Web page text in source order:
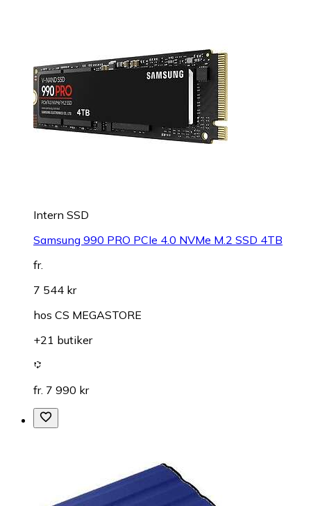
Intern SSD
Samsung 990 PRO PCIe 4.0 NVMe M.2 SSD 4TB
fr.
7 544 kr
hos CS MEGASTORE
+21 butiker
fr. 7 990 kr